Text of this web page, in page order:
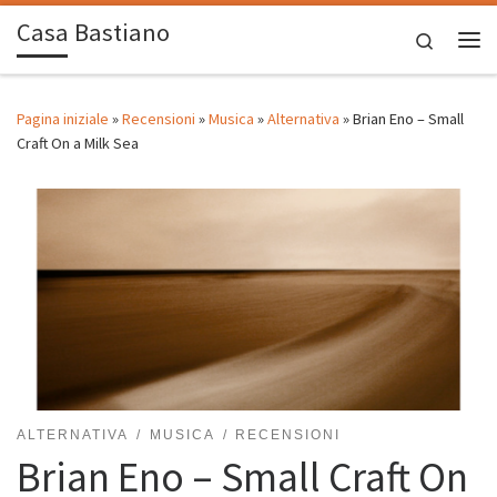
Passa al contenuto
Casa Bastiano
Search
Pagina iniziale »Recensioni »Musica »Alternativa »Brian Eno – Small
Craft On a Milk Sea
ALTERNATIVA MUSICA RECENSIONI
Brian Eno – Small Craft On